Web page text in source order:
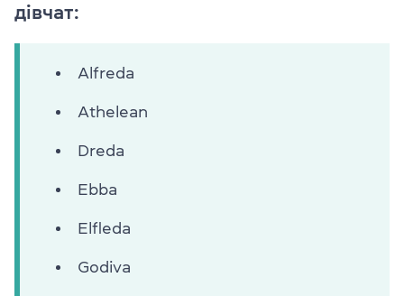
дівчат:
Alfreda
Athelean
Dreda
Ebba
Elfleda
Godiva